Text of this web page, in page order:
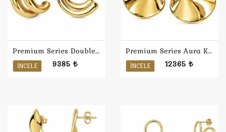
Premium Series Double Küpe
İNCELE 9385 ₺
Premium Series Aura Küpe
İNCELE 12365 ₺